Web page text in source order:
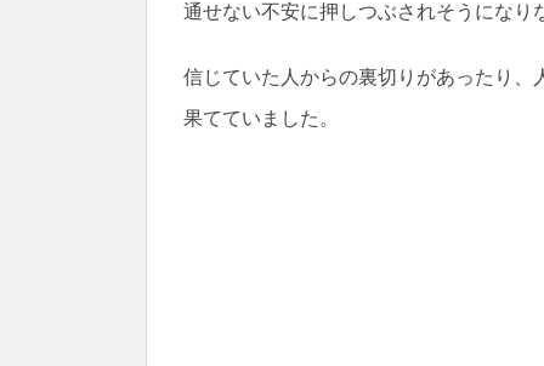
通せない不安に押しつぶされそうになり
信じていた人からの裏切りがあったり
果てていました。